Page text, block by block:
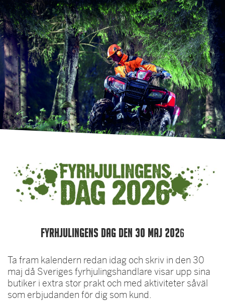
Fyrhjulingens dag den 30 maj 2026
Ta fram kalendern redan idag och skriv in den 30
maj då Sveriges fyrhjulingshandlare visar upp sina
butiker i extra stor prakt och med aktiviteter såväl
som erbjudanden för dig som kund.